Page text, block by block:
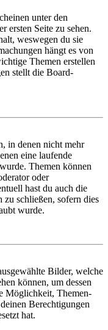
unter den
ersten Seite zu sehen.
weswegen du sie
hängt es von
Themen erstellen
stellt die Board-
in denen nicht mehr
eine laufende
Themen können
oder
hast du auch die
schließen, sofern dies
wurde.
Bilder, welche
können, um dessen
Möglichkeit, Themen-
Berechtigungen
hat.